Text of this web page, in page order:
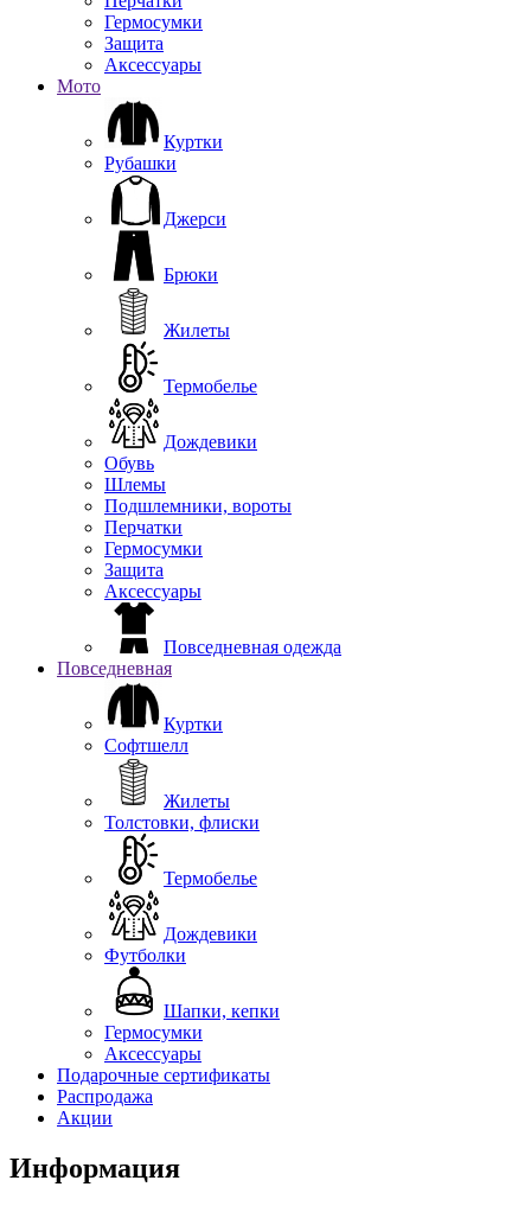
Гермосумки
Защита
Аксессуары
Мото
Куртки
Рубашки
Джерси
Брюки
Жилеты
Термобелье
Дождевики
Обувь
Шлемы
Подшлемники, вороты
Перчатки
Гермосумки
Защита
Аксессуары
Повседневная одежда
Повседневная
Куртки
Софтшелл
Жилеты
Толстовки, флиски
Термобелье
Дождевики
Футболки
Шапки, кепки
Гермосумки
Аксессуары
Подарочные сертификаты
Распродажа
Акции
Информация